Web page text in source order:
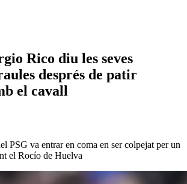
Rico diu les seves
després de patir
el cavall
PSG va entrar en coma en ser colpejat per un
el Rocío de Huelva